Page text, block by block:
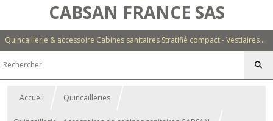
CABSAN FRANCE SAS
Quincaillerie & accessoire Cabines sanitaires Stratifié compact - Vestiaires - Casiers - Bancs - Equipements - Collectivités - Hôtellerie
Accueil Quincailleries